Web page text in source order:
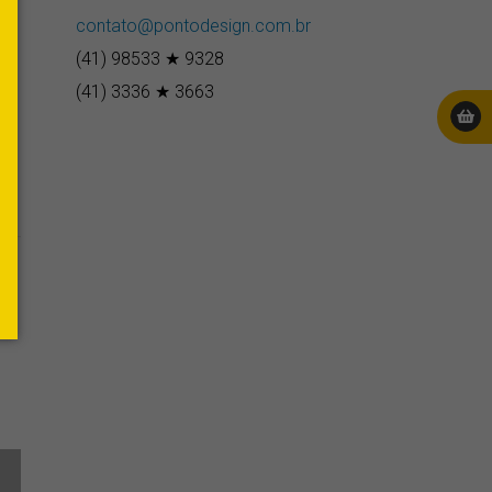
contato@pontodesign.com.br
(41) 98533 ★ 9328
(41) 3336 ★ 3663